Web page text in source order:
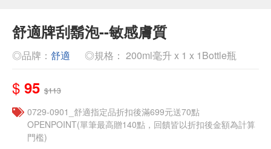
舒適牌刮鬍泡--敏感膚質
◎品牌： 舒適 ◎規格： 200ml毫升 x 1 x 1Bottle瓶
$ 95 $113
0729-0901_舒適指定品折扣後滿699元送70點
OPENPOINT(單筆最高贈140點，回饋皆以折扣後金額為計算
門檻)